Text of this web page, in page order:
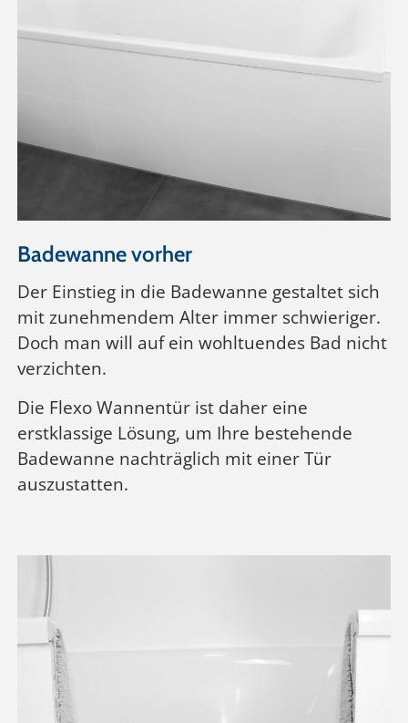
Badewanne vorher
Der Einstieg in die Badewanne gestaltet sich
mit zunehmendem Alter immer schwieriger.
Doch man will auf ein wohltuendes Bad nicht
verzichten.
Die Flexo Wannentür ist daher eine
erstklassige Lösung, um Ihre bestehende
Badewanne nachträglich mit einer Tür
auszustatten.